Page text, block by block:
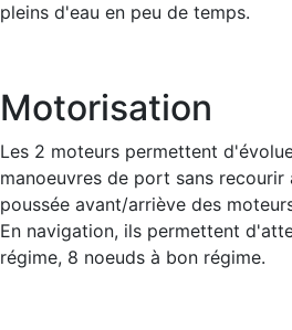
pleins d'eau en peu de temps.
Motorisation
Les 2 moteurs permettent
manoeuvres de port sans recourir
poussée avant/arriève des
En navigation, ils permettent
régime, 8 noeuds à bon régime.